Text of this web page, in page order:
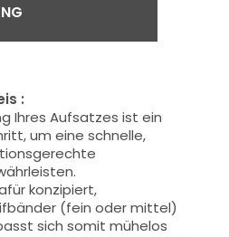
:
Ihres Aufsatzes ist ein
um eine schnelle,
konzipiert,
(fein oder mittel)
sich somit mühelos